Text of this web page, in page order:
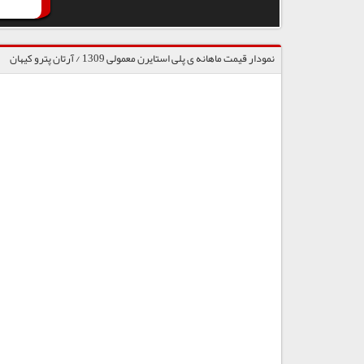
نمودار قیمت ماهانه ی پلی استایرن معمولی 1309 / آرتان پترو کیهان